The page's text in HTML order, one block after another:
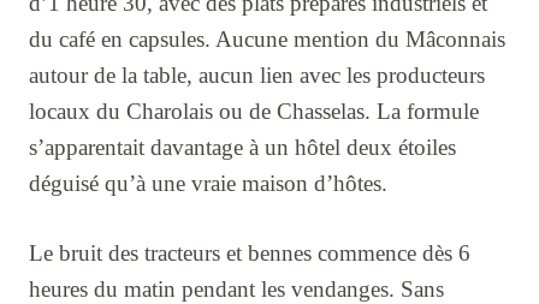
du café en capsules. Aucune mention du Mâconnais
autour de la table, aucun lien avec les producteurs
locaux du Charolais ou de Chasselas. La formule
s’apparentait davantage à un hôtel deux étoiles
déguisé qu’à une vraie maison d’hôtes.
Le bruit des tracteurs et bennes commence dès 6
heures du matin pendant les vendanges. Sans